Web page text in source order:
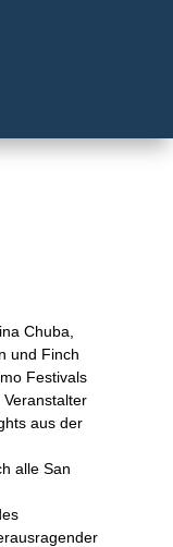
Chuba,
und Finch
Festivals
aus der
alle San